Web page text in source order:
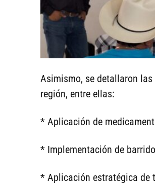
Asimismo, se detallaron
región, entre ellas:
* Aplicación de
* Implementación de
* Aplicación estratégica de